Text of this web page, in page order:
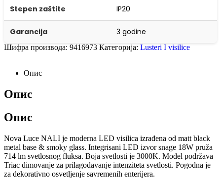
Stepen zaštite IP20
Garancija 3 godine
Шифра производа: 9416973 Категорија: Lusteri I visilice
Опис
Опис
Опис
Nova Luce NALI je moderna LED visilica izrađena od matt black
metal base & smoky glass. Integrisani LED izvor snage 18W pruža
714 lm svetlosnog fluksa. Boja svetlosti je 3000K. Model podržava
Triac dimovanje za prilagođavanje intenziteta svetlosti. Pogodna je
za dekorativno osvetljenje savremenih enterijera.